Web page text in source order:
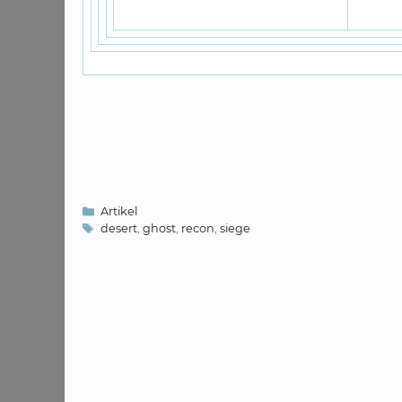
Kategorien
Artikel
Schlagwörter
desert,ghost, recon,siege